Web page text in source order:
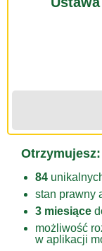
Otrzymujesz:
84
stan prawny
3 miesiące
możliwość
w aplikacji